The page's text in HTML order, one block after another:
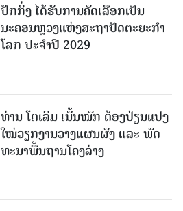
ປັກກິ່ງ ໄດ້ຮັບການຄັດເລືອກເປັນ
ນະຄອນຫຼວງແຫ່ງສະຖາປັດຕະຍະກຳ
ໂລກ ປະຈຳປີ 2029
ທ່ານ ໂຕ​ເລິມ ເນັ້ນໜັກ ຕ້ອງ​ປ່ຽນ​ແປງ​
ໃໝ່​ວຽກ​ງານ​ວາງ​ແຜນ​ຜັງ ແລະ ​ພັດ​
ທະ​ນາ​ພື້ນ​ຖານ​ໂຄງ​ລ່າງ